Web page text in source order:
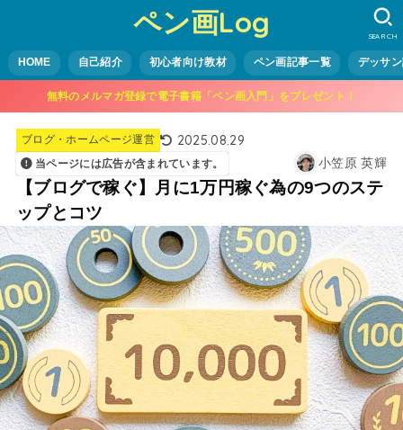
ペン画Log
HOME 自己紹介 初心者向け教材 ペン画記事一覧 デッサ
SEARCH
無料のメルマガ登録で電子書籍「ペン画入門」をプレゼント！
ブログ・ホームページ運営 2025.08.29
当ページには広告が含まれています。 小笠原 英輝
【ブログで稼ぐ】月に1万円稼ぐ為の9つのステ
ップとコツ